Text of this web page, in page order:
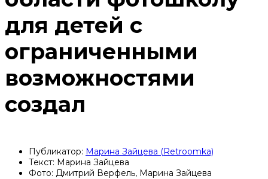
для детей с
ограниченными
возможностями
создал
Публикатор: Марина Зайцева (Retroomka)
Текст: Марина Зайцева
Фото: Дмитрий Верфель, Марина Зайцева